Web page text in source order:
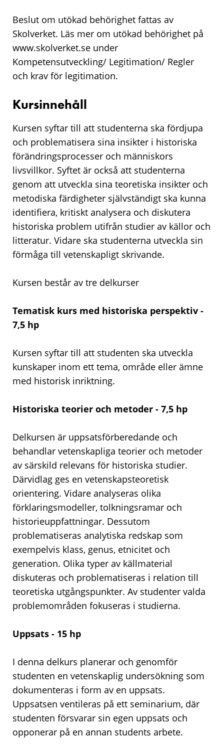
Beslut om utökad behörighet fattas av
Skolverket. Läs mer om utökad behörighet på
www.skolverket.se under
Kompetensutveckling/ Legitimation/ Regler
och krav för legitimation.
Kursinnehåll
Kursen syftar till att studenterna ska fördjupa
och problematisera sina insikter i historiska
förändringsprocesser och människors
livsvillkor. Syftet är också att studenterna
genom att utveckla sina teoretiska insikter och
metodiska färdigheter självständigt ska kunna
identifiera, kritiskt analysera och diskutera
historiska problem utifrån studier av källor och
litteratur. Vidare ska studenterna utveckla sin
förmåga till vetenskapligt skrivande.
Kursen består av tre delkurser
Tematisk kurs med historiska perspektiv -
7,5 hp
Kursen syftar till att studenten ska utveckla
kunskaper inom ett tema, område eller ämne
med historisk inriktning.
Historiska teorier och metoder - 7,5 hp
Delkursen är uppsatsförberedande och
behandlar vetenskapliga teorier och metoder
av särskild relevans för historiska studier.
Därvidlag ges en vetenskapsteoretisk
orientering. Vidare analyseras olika
förklaringsmodeller, tolkningsramar och
historieuppfattningar. Dessutom
problematiseras analytiska redskap som
exempelvis klass, genus, etnicitet och
generation. Olika typer av källmaterial
diskuteras och problematiseras i relation till
teoretiska utgångspunkter. Av studenter valda
problemområden fokuseras i studierna.
Uppsats - 15 hp
I denna delkurs planerar och genomför
studenten en vetenskaplig undersökning som
dokumenteras i form av en uppsats.
Uppsatsen ventileras på ett seminarium, där
studenten försvarar sin egen uppsats och
opponerar på en annan students arbete.